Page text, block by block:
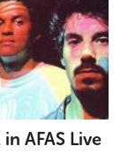
AFAS Live